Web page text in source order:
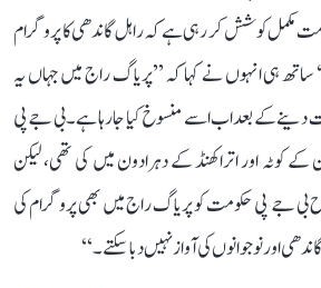
مکمل کوشش کر رہی ہے کہ راہل گاندھی کا پروگرام
ہی انہوں نے کہا کہ ’’پریاگ راج میں جہاں یہ
دینے کے بعد اب اسے منسوخ کیا جا رہا ہے۔ بی جے پی
کوٹہ اور اتراکھنڈ کے دہرادون میں کی تھی، لیکن
بی جے پی حکومت کو پریاگ راج میں بھی پروگرام کی
اور نوجوانوں کی آواز نہیں دبا سکتے۔‘‘